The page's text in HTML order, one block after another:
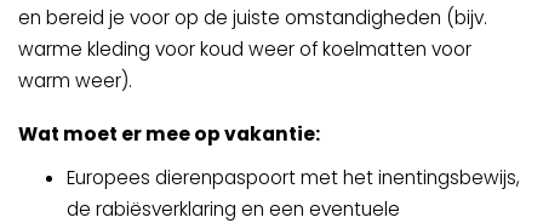
en bereid je voor op de juiste omstandigheden (bijv.
warme kleding voor koud weer of koelmatten voor
warm weer).
Wat moet er mee op vakantie:
Europees dierenpaspoort met het inentingsbewijs,
de rabiësverklaring en een eventuele